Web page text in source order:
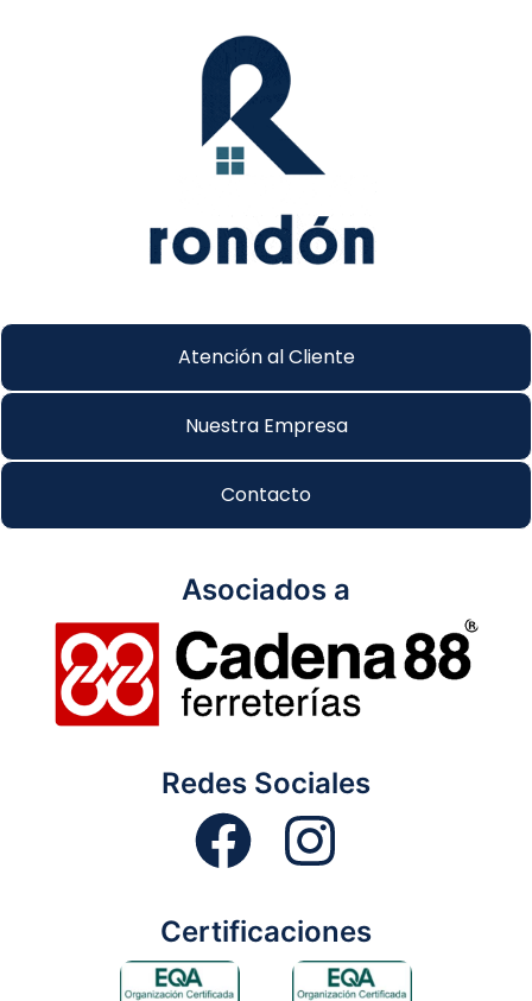
Atención al Cliente
Nuestra Empresa
Contacto
Asociados a
Redes Sociales
Certificaciones